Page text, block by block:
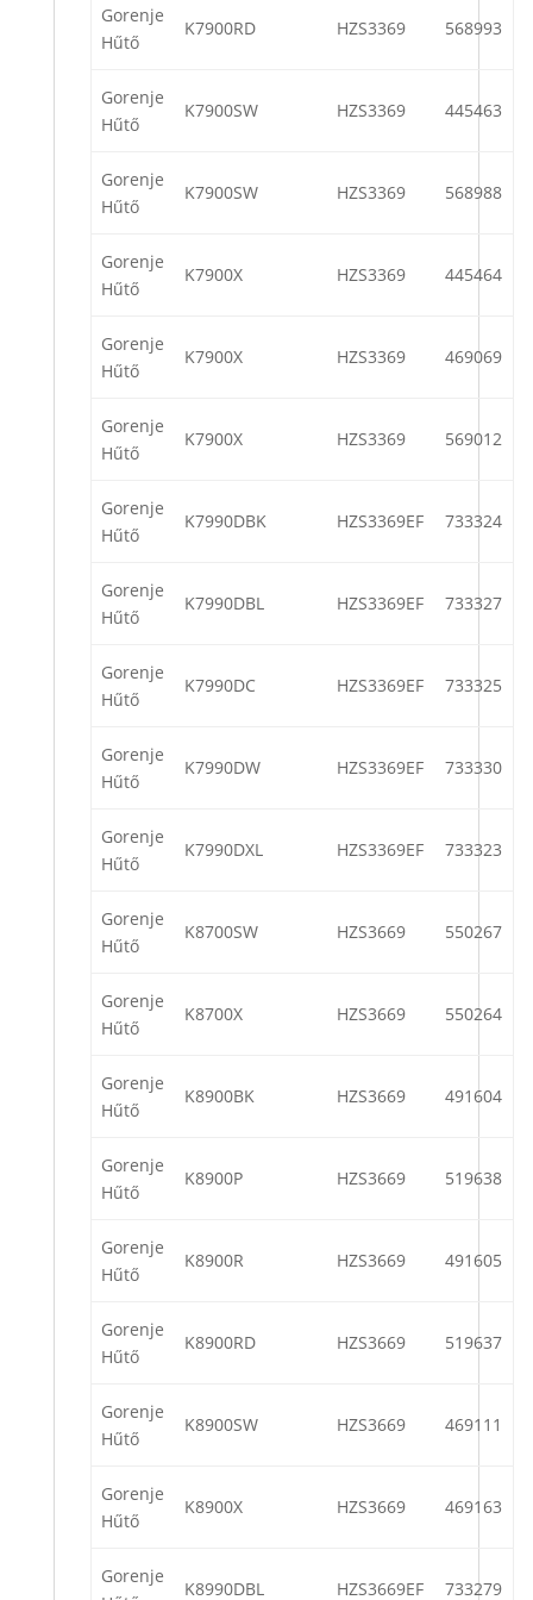
Gorenje
Hűtő
K7900RD HZS3369 568993
Gorenje
Hűtő
K7900SW HZS3369 445463
Gorenje
Hűtő
K7900SW HZS3369 568988
Gorenje
Hűtő
K7900X HZS3369 445464
Gorenje
Hűtő
K7900X HZS3369 469069
Gorenje
Hűtő
K7900X HZS3369 569012
Gorenje
Hűtő
K7990DBK HZS3369EF 733324
Gorenje
Hűtő
K7990DBL HZS3369EF 733327
Gorenje
Hűtő
K7990DC HZS3369EF 733325
Gorenje
Hűtő
K7990DW HZS3369EF 733330
Gorenje
Hűtő
K7990DXL HZS3369EF 733323
Gorenje
Hűtő
K8700SW HZS3669 550267
Gorenje
Hűtő
K8700X HZS3669 550264
Gorenje
Hűtő
K8900BK HZS3669 491604
Gorenje
Hűtő
K8900P HZS3669 519638
Gorenje
Hűtő
K8900R HZS3669 491605
Gorenje
Hűtő
K8900RD HZS3669 519637
Gorenje
Hűtő
K8900SW HZS3669 469111
Gorenje
Hűtő
K8900X HZS3669 469163
Gorenje
K8990DBL HZS3669EF 733279